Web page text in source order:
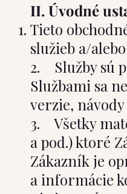
II. Úvodné
Tieto
služieb a/
2. Služby sú
Službami sa
verzie,
3. Všetky
a pod.) ktoré
Zákazník je
a informácie